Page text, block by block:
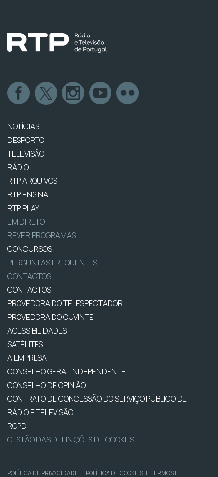
NOTÍCIAS
DESPORTO
TELEVISÃO
RÁDIO
RTP ARQUIVOS
RTP ENSINA
RTP PLAY
EM DIRETO
REVER PROGRAMAS
CONCURSOS
PERGUNTAS FREQUENTES
CONTACTOS
CONTACTOS
PROVEDORA DO TELESPECTADOR
PROVEDORA DO OUVINTE
ACESSIBILIDADES
SATÉLITES
A EMPRESA
CONSELHO GERAL INDEPENDENTE
CONSELHO DE OPINIÃO
CONTRATO DE CONCESSÃO DO SERVIÇO PÚBLICO DE
RÁDIO E TELEVISÃO
RGPD
GESTÃO DAS DEFINIÇÕES DE COOKIES
POLÍTICA DE PRIVACIDADE | POLÍTICA DE COOKIES | TERMOS E